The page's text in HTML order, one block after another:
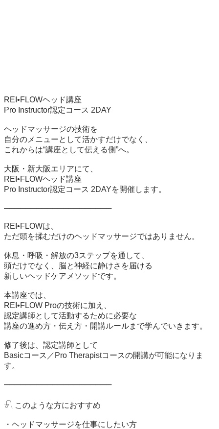
REI•FLOWヘッド講座
Pro Instructor認定コース 2DAY
ヘッドマッサージの技術を
自分のメニューとして活かすだけでなく、
これからは“講座として伝える側”へ。
大阪・新大阪エリアにて、
REI•FLOWヘッド講座
Pro Instructor認定コース 2DAYを開催します。
────────────────────
REI•FLOWは、
ただ頭を揉むだけのヘッドマッサージではありません。
休息・呼吸・解放の3ステップを通して、
頭だけでなく、脳と神経に静けさを届ける
新しいヘッドケアメソッドです。
本講座では、
REI•FLOW Proの技術に加え、
認定講師として活動するために必要な
講座の進め方・伝え方・開講ルールまで学んでいきます。
修了後は、認定講師として
Basicコース／Pro Therapistコースの開講が可能になりま
す。
────────────────────
𓍯 このような方におすすめ
・ヘッドマッサージを仕事にしたい方